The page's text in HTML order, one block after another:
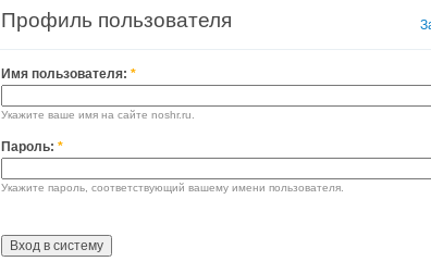
Профиль пользователя
Имя пользователя: *
Укажите ваше имя на сайте noshr.ru.
Пароль: *
Укажите пароль, соответствующий вашему имени пользователя.